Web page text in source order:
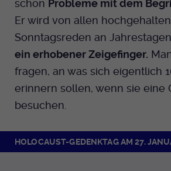
schon Probleme mit dem
Er wird von allen
Sonntagsreden an Jahrestagen.
ein erhobener Zeigefinger.
fragen, an was sich eigentlich
erinnern sollen, wenn sie eine
besuchen.
HOLOCAUST-GEDENKTAG AM 27.